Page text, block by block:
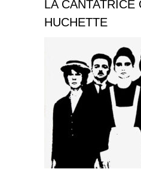
LA CANTATRICE
HUCHETTE